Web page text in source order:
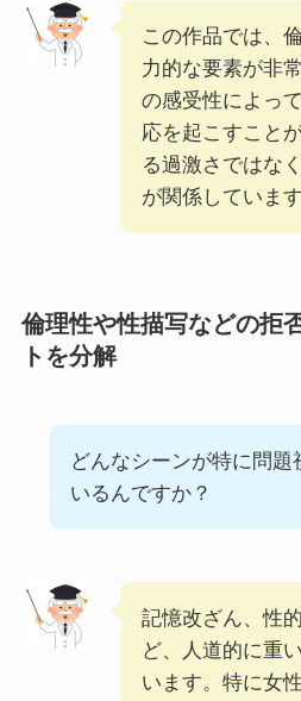
この作品では、
力的な要素が非
の感受性によっ
応を起こすこと
る過激さではな
が関係しています
倫理性や性描写などの拒
トを分解
どんなシーンが特に問題
いるんですか？
記憶改ざん、性
ど、人道的に重
います。特に女